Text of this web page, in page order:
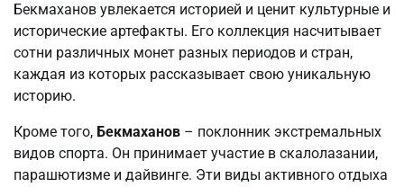
Бекмаханов увлекается историей и ценит культурные и
исторические артефакты. Его коллекция насчитывает
сотни различных монет разных периодов и стран,
каждая из которых рассказывает свою уникальную
историю.
Кроме того, Бекмаханов – поклонник экстремальных
видов спорта. Он принимает участие в скалолазании,
парашютизме и дайвинге. Эти виды активного отдыха